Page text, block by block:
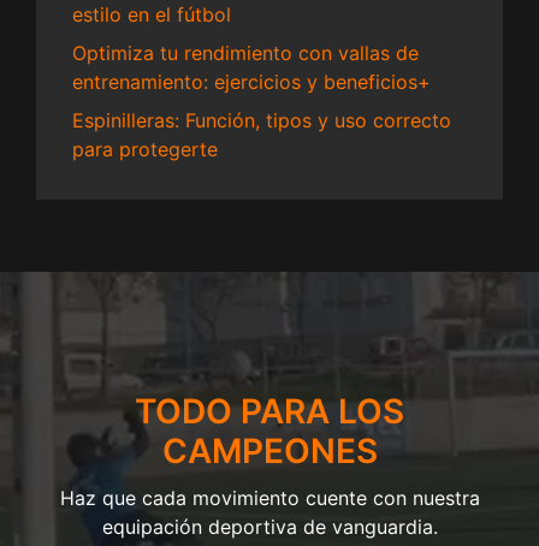
estilo en el fútbol
Optimiza tu rendimiento con vallas de
entrenamiento: ejercicios y beneficios+
Espinilleras: Función, tipos y uso correcto
para protegerte
TODO PARA LOS
CAMPEONES
Haz que cada movimiento cuente con nuestra
equipación deportiva de vanguardia.